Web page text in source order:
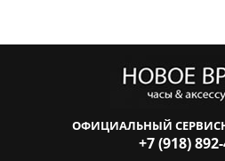
ОФИЦИАЛЬНЫЙ
+7 (918)